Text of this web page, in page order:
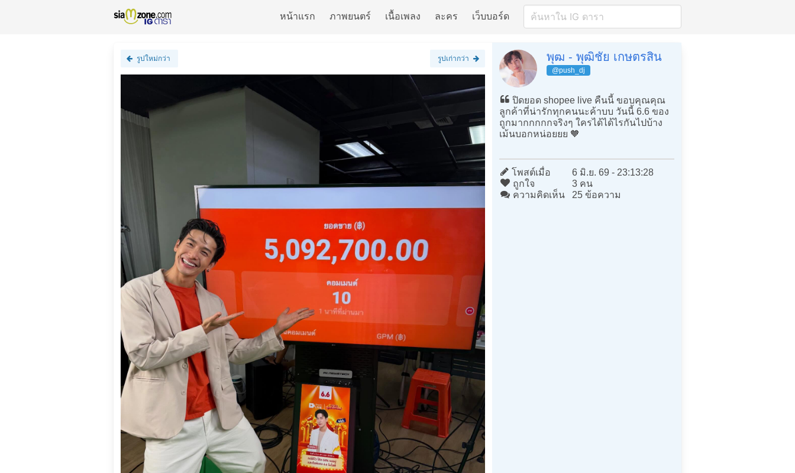
หน้าแรก ภาพยนตร์ เนื้อเพลง ละคร เว็บบอร์ด
รูปใหม่กว่า รูปเก่ากว่า พุฒ - พุฒิชัย เกษตรสิน
@push_dj
ปิดยอด shopee live คืนนี้ ขอบคุณคุณ
ลูกค้าที่น่ารักทุกคนนะค้าบบ วันนี้ 6.6 ของ
ถูกมากกกกกจริงๆ ใครได้ได้ไรกันไปบ้าง
เม้นบอกหน่อยยย 🧡
โพสต์เมื่อ
6 มิ.ย. 69 - 23:13:28
ถูกใจ
3 คน
ความคิดเห็น
25 ข้อความ